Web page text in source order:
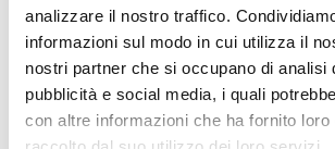
analizzare il nostro traffico.
informazioni sul modo in cui utilizza il
nostri partner che si occupano di analisi
pubblicità e social media, i quali
con altre informazioni che ha fornito loro
AGENDA 2027
CONTRACT 7X10
EGADI BIGIORNALIERA
CANGINI